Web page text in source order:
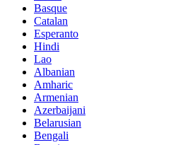
Basque
Catalan
Esperanto
Hindi
Lao
Albanian
Amharic
Armenian
Azerbaijani
Belarusian
Bengali